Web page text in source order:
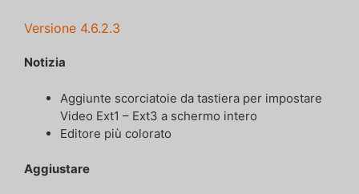
Versione 4.6.2.3
Notizia
Aggiunte scorciatoie da tastiera per impostare
Video Ext1 – Ext3 a schermo intero
Editore più colorato
Aggiustare